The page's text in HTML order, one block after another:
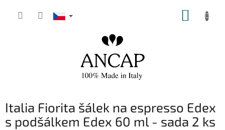
Italia Fiorita šálek na espresso Edex
s podšálkem Edex 60 ml - sada 2 ks